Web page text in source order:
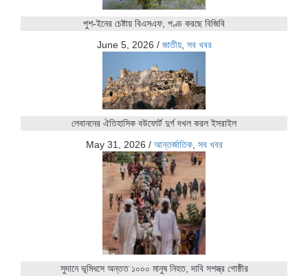
পুশ-ইনের চেষ্টায় বিএসএফ, পণ্ড করছে বিজিবি
June 5, 2026 / জাতীয়, সব খবর
লেবাননের ঐতিহাসিক বউফোর্ট দুর্গ দখল করল ইসরাইল
May 31, 2026 / আন্তর্জাতিক, সব খবর
সুদানে ভূমিধসে অন্তত ১০০০ মানুষ নিহত, দাবি সশস্ত্র গোষ্ঠীর